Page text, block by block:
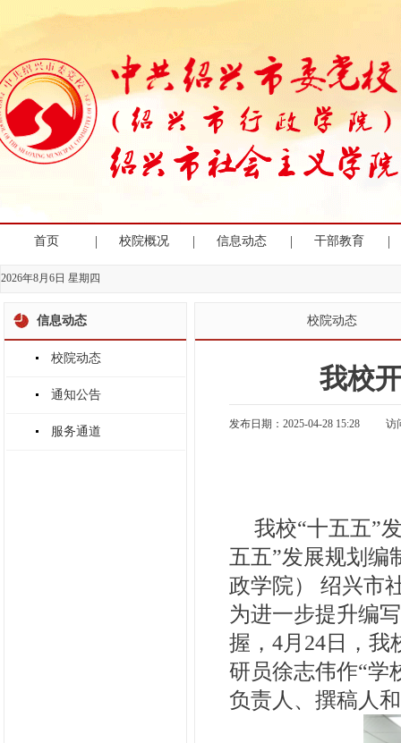
首页 | 校院概况 | 信息动态 | 干部教育 |
2026年8月6日 星期四
信息动态
校院动态
通知公告
服务通道
校院动态
我校
发布日期：2025-04-28 15:28 访
我校“十五五”
五五”发展规划编
政学院） 绍兴市
为进一步提升编
握，4月24日，我
研员徐志伟作“学
负责人、撰稿人